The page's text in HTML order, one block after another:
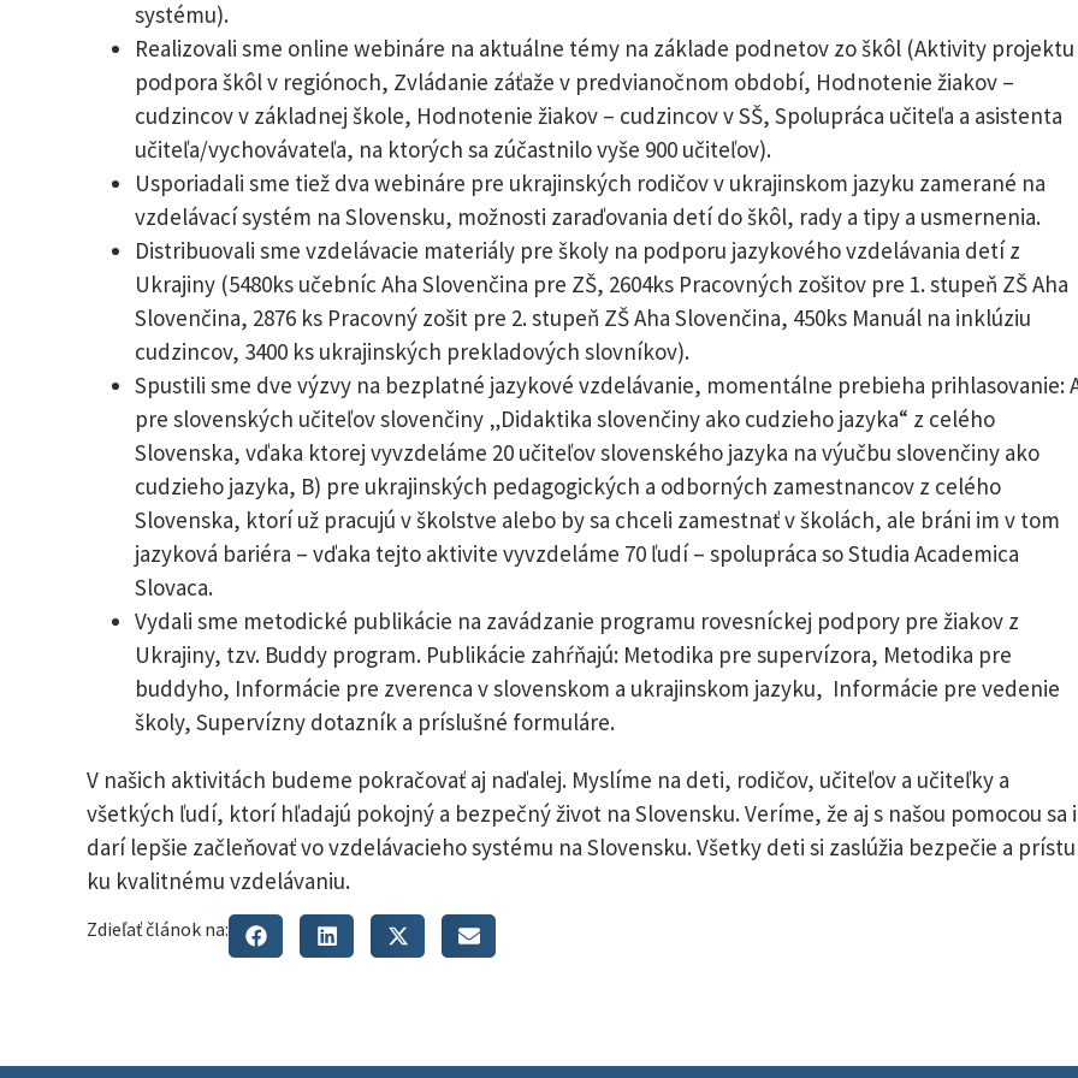
systému).
Realizovali sme online webináre na aktuálne témy na základe podnetov zo škôl (Aktivity projektu
podpora škôl v regiónoch, Zvládanie záťaže v predvianočnom období, Hodnotenie žiakov –
cudzincov v základnej škole, Hodnotenie žiakov – cudzincov v SŠ, Spolupráca učiteľa a asistenta
učiteľa/vychovávateľa, na ktorých sa zúčastnilo vyše 900 učiteľov).
Usporiadali sme tiež dva webináre pre ukrajinských rodičov v ukrajinskom jazyku zamerané na
vzdelávací systém na Slovensku, možnosti zaraďovania detí do škôl, rady a tipy a usmernenia.
Distribuovali sme vzdelávacie materiály pre školy na podporu jazykového vzdelávania detí z
Ukrajiny (5480ks učebníc Aha Slovenčina pre ZŠ, 2604ks Pracovných zošitov pre 1. stupeň ZŠ Aha
Slovenčina, 2876 ks Pracovný zošit pre 2. stupeň ZŠ Aha Slovenčina, 450ks Manuál na inklúziu
cudzincov, 3400 ks ukrajinských prekladových slovníkov).
Spustili sme dve výzvy na bezplatné jazykové vzdelávanie, momentálne prebieha prihlasovanie:
pre slovenských učiteľov slovenčiny „Didaktika slovenčiny ako cudzieho jazyka“ z celého
Slovenska, vďaka ktorej vyvzdeláme 20 učiteľov slovenského jazyka na výučbu slovenčiny ako
cudzieho jazyka, B) pre ukrajinských pedagogických a odborných zamestnancov z celého
Slovenska, ktorí už pracujú v školstve alebo by sa chceli zamestnať v školách, ale bráni im v tom
jazyková bariéra – vďaka tejto aktivite vyvzdeláme 70 ľudí – spolupráca so Studia Academica
Slovaca.
Vydali sme metodické publikácie na zavádzanie programu rovesníckej podpory pre žiakov z
Ukrajiny, tzv. Buddy program. Publikácie zahŕňajú: Metodika pre supervízora, Metodika pre
buddyho, Informácie pre zverenca v slovenskom a ukrajinskom jazyku, Informácie pre vedenie
školy, Supervízny dotazník a príslušné formuláre.
V našich aktivitách budeme pokračovať aj naďalej. Myslíme na deti, rodičov, učiteľov a učiteľky a
všetkých ľudí, ktorí hľadajú pokojný a bezpečný život na Slovensku. Veríme, že aj s našou pomocou sa
darí lepšie začleňovať vo vzdelávacieho systému na Slovensku. Všetky deti si zaslúžia bezpečie a
ku kvalitnému vzdelávaniu.
Zdieľať článok na: